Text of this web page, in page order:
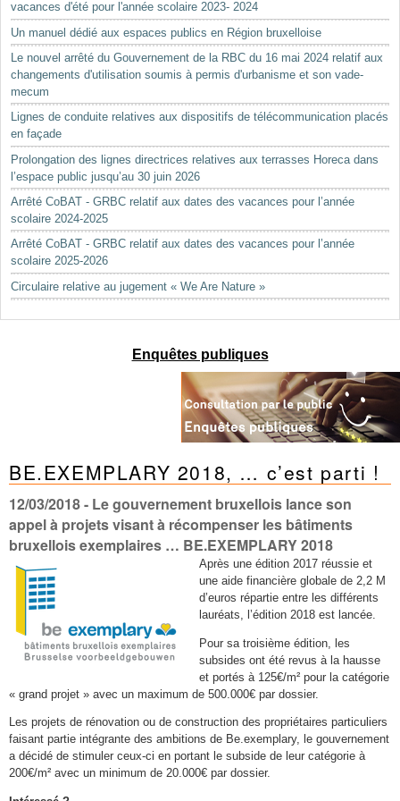
vacances d'été pour l'année scolaire 2023- 2024
Un manuel dédié aux espaces publics en Région bruxelloise
Le nouvel arrêté du Gouvernement de la RBC du 16 mai 2024 relatif aux
changements d'utilisation soumis à permis d'urbanisme et son vade-
mecum
Lignes de conduite relatives aux dispositifs de télécommunication placés
en façade
Prolongation des lignes directrices relatives aux terrasses Horeca dans
l’espace public jusqu’au 30 juin 2026
Arrêté CoBAT - GRBC relatif aux dates des vacances pour l’année
scolaire 2024-2025
Arrêté CoBAT - GRBC relatif aux dates des vacances pour l’année
scolaire 2025-2026
Circulaire relative au jugement « We Are Nature »
Enquêtes publiques
BE.EXEMPLARY 2018, … c’est parti !
12/03/2018- Le gouvernement bruxellois lance son
appel à projets visant à récompenser les bâtiments
bruxellois exemplaires … BE.EXEMPLARY 2018
Après une édition 2017 réussie et
une aide financière globale de 2,2 M
d’euros répartie entre les différents
lauréats, l’édition 2018 est lancée.
Pour sa troisième édition, les
subsides ont été revus à la hausse
et portés à 125€/m² pour la catégorie
« grand projet » avec un maximum de 500.000€ par dossier.
Les projets de rénovation ou de construction des propriétaires particuliers
faisant partie intégrante des ambitions de Be.exemplary, le gouvernement
a décidé de stimuler ceux-ci en portant le subside de leur catégorie à
200€/m² avec un minimum de 20.000€ par dossier.